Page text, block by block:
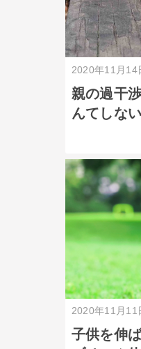
2020年11月14
親の過干
んてしな
2020年11月11
子供を伸